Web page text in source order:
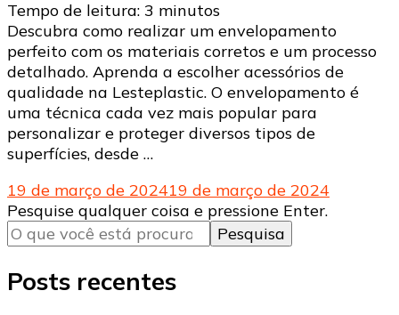
Tempo de leitura: 3 minutos
Descubra como realizar um envelopamento
perfeito com os materiais corretos e um processo
detalhado. Aprenda a escolher acessórios de
qualidade na Lesteplastic. O envelopamento é
uma técnica cada vez mais popular para
personalizar e proteger diversos tipos de
superfícies, desde …
19 de março de 202419 de março de 2024
Procurando
algo?
Pesquise qualquer coisa e pressione Enter.
Posts recentes